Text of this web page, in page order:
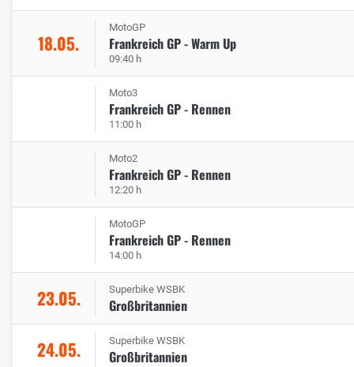
18.05.
MotoGP
Frankreich GP - Warm Up
09:40 h
Moto3
Frankreich GP - Rennen
11:00 h
Moto2
Frankreich GP - Rennen
12:20 h
MotoGP
Frankreich GP - Rennen
14:00 h
23.05. Superbike WSBK
Großbritannien
24.05. Superbike WSBK
Großbritannien